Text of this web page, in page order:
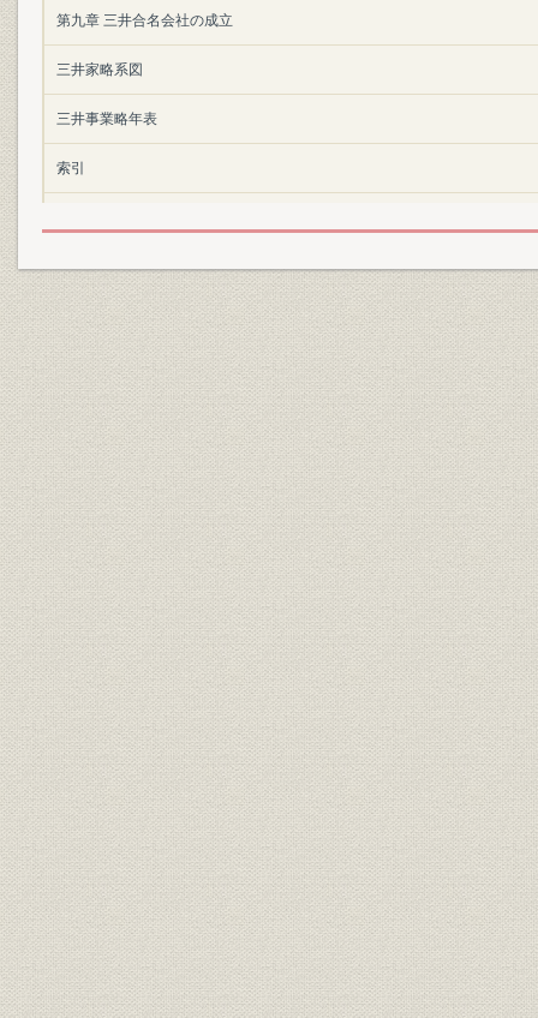
第九章 三井合名会社の成立
三井家略系図
三井事業略年表
索引
詳細表目次
詳細図目次
詳細写真目次